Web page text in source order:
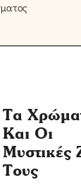
Τα
Και Οι
Μυστικές
Τους